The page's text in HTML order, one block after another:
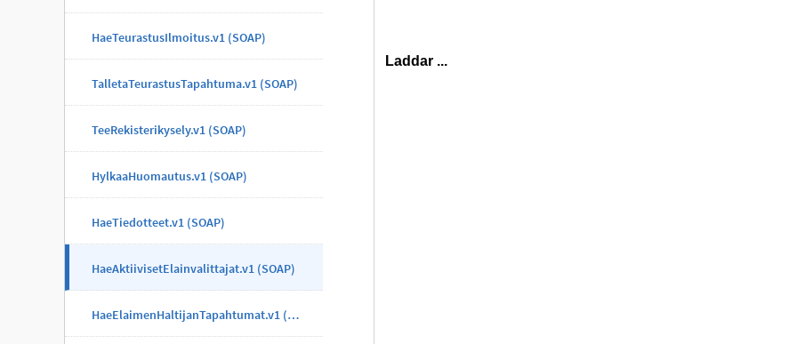
HaeTeurastusIlmoitus.v1 (SOAP)
TalletaTeurastusTapahtuma.v1 (SOAP)
TeeRekisterikysely.v1 (SOAP)
HylkaaHuomautus.v1 (SOAP)
HaeTiedotteet.v1 (SOAP)
HaeAktiivisetElainvalittajat.v1 (SOAP)
HaeElaimenHaltijanTapahtumat.v1 (SOAP)